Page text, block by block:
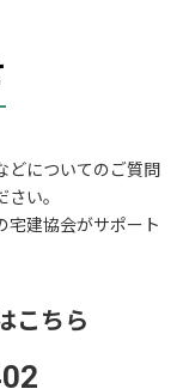
どについてのご質問
い。
宅建協会がサポート
こちら